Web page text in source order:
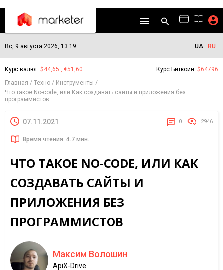
Вс, 9 августа 2026, 13:19 UA RU
Курс валют: $44,65 , €51,60 Курс Биткоин: $64796
Главная
Техно
Инструменты
Что такое No-code, или Как создавать сайты и приложения без
программистов
07.11.2021 0 2946
Время чтения: 4.7 мин.
ЧТО ТАКОЕ NO-CODE, ИЛИ КАК
СОЗДАВАТЬ САЙТЫ И
ПРИЛОЖЕНИЯ БЕЗ
ПРОГРАММИСТОВ
Максим Волошин
ApiX-Drive